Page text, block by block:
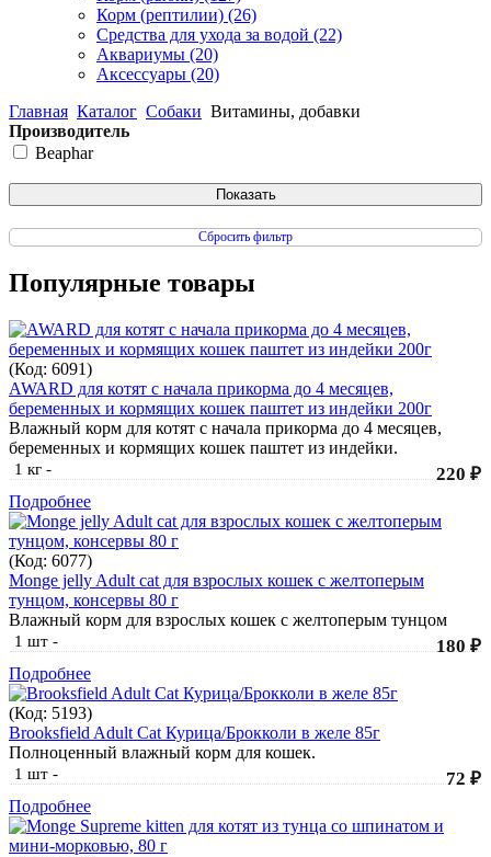
Корм (рептилии) (26)
Средства для ухода за водой (22)
Аквариумы (20)
Аксессуары (20)
Главная Каталог Собаки Витамины, добавки
Производитель
Beaphar
Сбросить фильтр
Популярные товары
(Код: 6091)
AWARD для котят с начала прикорма до 4 месяцев,
беременных и кормящих кошек паштет из индейки 200г
Влажный корм для котят с начала прикорма до 4 месяцев,
беременных и кормящих кошек паштет из индейки.
1 кг - 220 ₽
Подробнее
(Код: 6077)
Monge jelly Adult cat для взрослых кошек с желтоперым
тунцом, консервы 80 г
Влажный корм для взрослых кошек с желтоперым тунцом
1 шт - 180 ₽
Подробнее
(Код: 5193)
Brooksfield Adult Cat Курица/Брокколи в желе 85г
Полноценный влажный корм для кошек.
1 шт - 72 ₽
Подробнее